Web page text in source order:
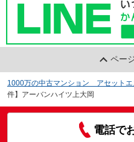
ペー
1000万の中古マンション アセットエ
件】アーバンハイツ上大岡
電話で